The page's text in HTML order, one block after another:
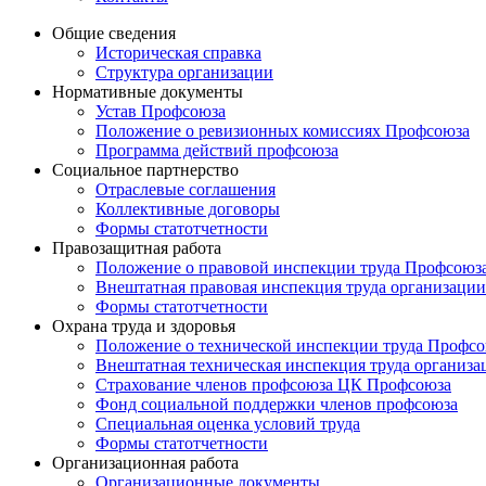
Общие сведения
Историческая справка
Структура организации
Нормативные документы
Устав Профсоюза
Положение о ревизионных комиссиях Профсоюза
Программа действий профсоюза
Социальное партнерство
Отраслевые соглашения
Коллективные договоры
Формы статотчетности
Правозащитная работа
Положение о правовой инспекции труда
Внештатная правовая инспекция труда организации
Формы статотчетности
Охрана труда и здоровья
Положение о технической инспекции труда
Внештатная техническая инспекция труда
Страхование членов профсоюза ЦК Профсоюза
Фонд социальной поддержки членов профсоюза
Специальная оценка условий труда
Формы статотчетности
Организационная работа
Организационные документы